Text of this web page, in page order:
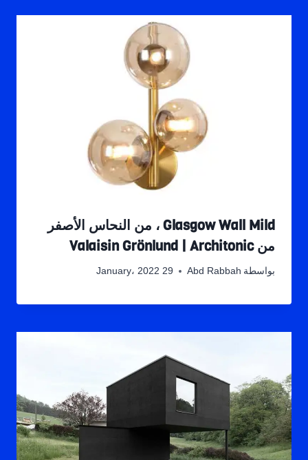
Glasgow Wall Mild ، من النحاس الأصفر
من Valaisin Grönlund | Architonic
بواسطة Abd Rabbah 29 January، 2022